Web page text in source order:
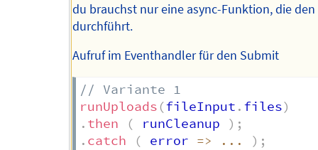
du brauchst nur eine async-Funktion, die
durchführt.
Aufruf im Eventhandler für den Submit
// Variante 1
runUploads (fileInput . files)
. then ( runCleanup ) ;
. catch ( error => ... ) ;